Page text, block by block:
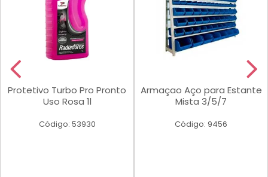
Protetivo Turbo Pro Pronto
Uso Rosa 1l
Código: 53930
Armaçao Aço para Estante
Mista 3/5/7
Código: 9456